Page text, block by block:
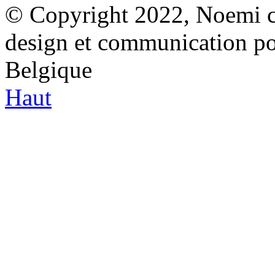
© Copyright 2022, Noemi
design et communication
Belgique
Haut